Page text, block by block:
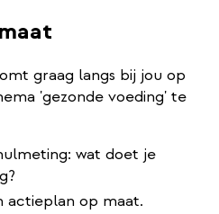
graag langs bij jou op
'gezonde voeding' te
wat doet je
actieplan op maat.